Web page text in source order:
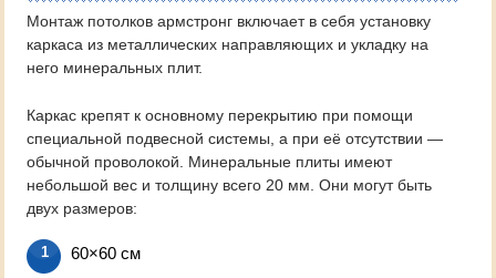
Монтаж потолков армстронг включает в себя установку
каркаса из металлических направляющих и укладку на
него минеральных плит.
Каркас крепят к основному перекрытию при помощи
специальной подвесной системы, а при её отсутствии —
обычной проволокой. Минеральные плиты имеют
небольшой вес и толщину всего 20 мм. Они могут быть
двух размеров:
60×60 см